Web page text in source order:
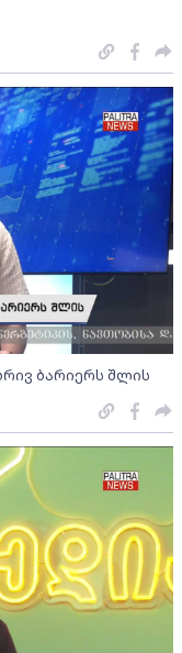
ბარიერს შლის